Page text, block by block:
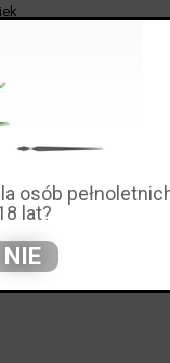
SWOICH
Rzućmy
osób
lat?
NIE